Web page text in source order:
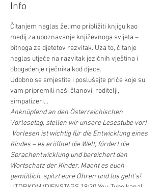
Info
Čitanjem naglas želimo približiti knjigu kao
medij za upoznavanje književnoga svijeta –
bitnoga za djetetov razvitak. Uza to, čitanje
naglas utječe na razvitak jezičnih vještina i
obogaćenje rječnika kod djece.
Udobno se smjestite i poslušajte priče koje su
vam pripremili naši članovi, roditelji,
simpatizeri...
Anknüpfend an den Österreichischen
Vorlesetag, stellen wir unsere Lesestube vor!
Vorlesen ist wichtig für die Entwicklung eines
Kindes – es eröffnet die Welt, fördert die
Sprachentwicklung und bereichert den
Wortschatz der Kinder. Macht es euch
gemütlich, spitzt eure Ohren und los geht’s!